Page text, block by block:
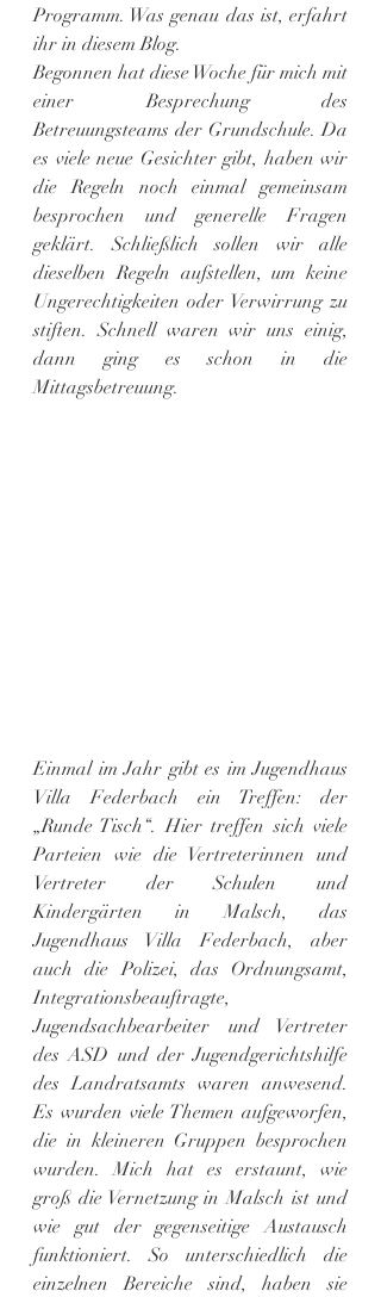
Programm. Was genau das ist, erfahrt
ihr in diesem Blog.
Begonnen hat diese Woche für mich mit
einer Besprechung des
Betreuungsteams der Grundschule. Da
es viele neue Gesichter gibt, haben wir
die Regeln noch einmal gemeinsam
besprochen und generelle Fragen
geklärt. Schließlich sollen wir alle
dieselben Regeln aufstellen, um keine
Ungerechtigkeiten oder Verwirrung zu
stiften. Schnell waren wir uns einig,
dann ging es schon in die
Mittagsbetreuung.
Einmal im Jahr gibt es im Jugendhaus
Villa Federbach ein Treffen: der
„Runde Tisch“. Hier treffen sich viele
Parteien wie die Vertreterinnen und
Vertreter der Schulen und
Kindergärten in Malsch, das
Jugendhaus Villa Federbach, aber
auch die Polizei, das Ordnungsamt,
Integrationsbeauftragte,
Jugendsachbearbeiter und Vertreter
des ASD und der Jugendgerichtshilfe
des Landratsamts waren anwesend.
Es wurden viele Themen aufgeworfen,
die in kleineren Gruppen besprochen
wurden. Mich hat es erstaunt, wie
groß die Vernetzung in Malsch ist und
wie gut der gegenseitige Austausch
funktioniert. So unterschiedlich die
einzelnen Bereiche sind, haben sie